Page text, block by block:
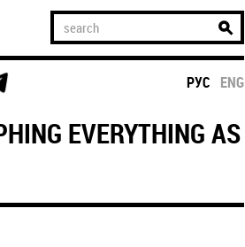
РУС ENG
EVERYTHING AS